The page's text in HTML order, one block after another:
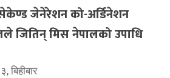
जेनेरेशन को-अर्डिनेशन
जितिन् मिस नेपालको उपाधि
बिहीबार